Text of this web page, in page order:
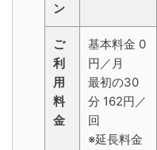
ン
ご
利
用
料
金
基本料金 0
円／月
最初の30
分 162円／
回
※延長料金